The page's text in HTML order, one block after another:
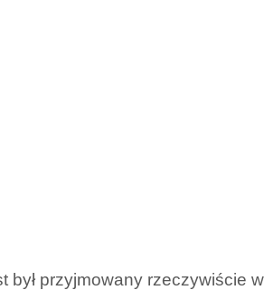
przyjmowany rzeczywiście